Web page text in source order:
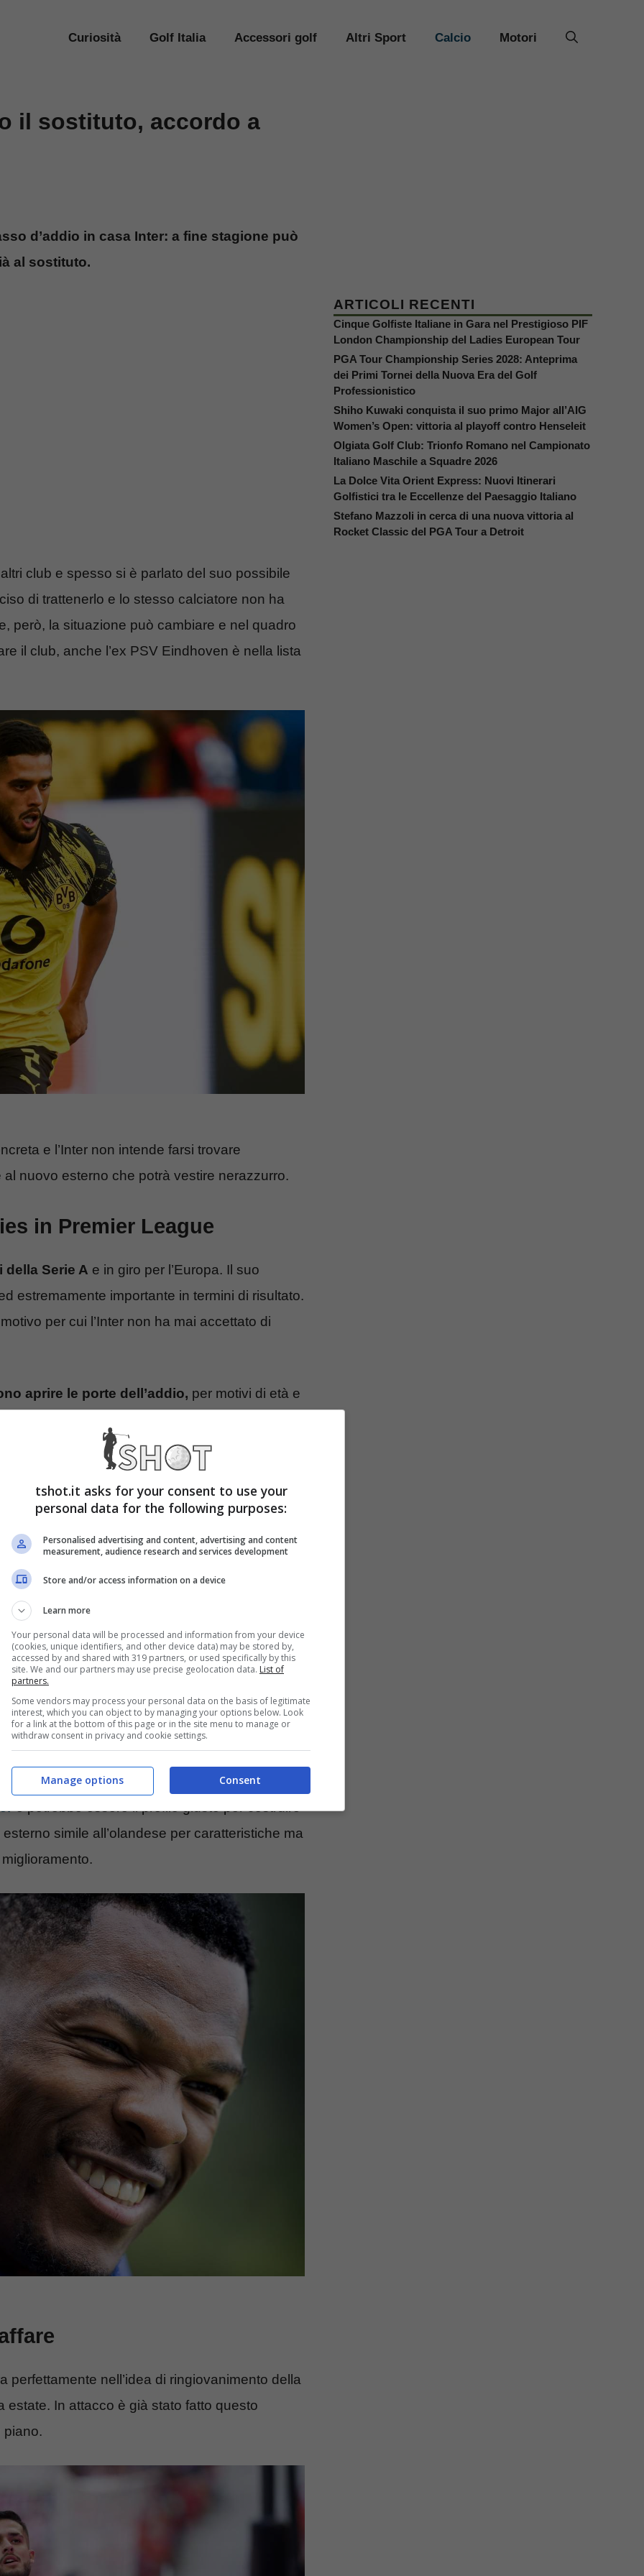
Curiosità Golf Italia Accessori golf Altri Sport Calcio Motori
il sostituto, accordo a
d’addio in casa Inter: a fine stagione può
al sostituto.
club e spesso si è parlato del suo possibile
di trattenerlo e lo stesso calciatore non ha
però, la situazione può cambiare e nel quadro
il club, anche l’ex PSV Eindhoven è nella lista
e l’Inter non intende farsi trovare
nuovo esterno che potrà vestire nerazzurro.
in Premier League
della Serie A e in giro per l’Europa. Il suo
estremamente importante in termini di risultato.
per cui l’Inter non ha mai accettato di
aprire le porte dell’addio, per motivi di età e
troppo tardi.
a Dumfries:
Chelsea e Manchester United
di europer strappare l’olandese all’Inter.
il sostituto
Dortmund e soprattutto grandi prestazioni sia
fatto sì che l’Inter lo iniziasse a seguire in
interesse per Yan Couto del Borussia
in Bundesliga con i giallooneri e
Cristian Chivu a partire dalla prossimai
e potrebbe essere il profilo giusto per costruire
simile all’olandese per caratteristiche ma
perfettamente nell’idea di ringiovanimento della
estate. In attacco è già stato fatto questo
piano.
ARTICOLI RECENTI
Cinque Golfiste Italiane in Gara nel Prestigioso PIF
London Championship del Ladies European Tour
PGA Tour Championship Series 2028: Anteprima
dei Primi Tornei della Nuova Era del Golf
Professionistico
Shiho Kuwaki conquista il suo primo Major all’AIG
Women’s Open: vittoria al playoff contro Henseleit
Olgiata Golf Club: Trionfo Romano nel Campionato
Italiano Maschile a Squadre 2026
La Dolce Vita Orient Express: Nuovi Itinerari
Golfistici tra le Eccellenze del Paesaggio Italiano
Stefano Mazzoli in cerca di una nuova vittoria al
Rocket Classic del PGA Tour a Detroit
tshot.it asks for your consent to use your
personal data for the following purposes:
Personalised advertising and content, advertising and content
measurement, audience research and services development
Store and/or access information on a device
Learn more
Your personal data will be processed and information from your device
(cookies, unique identifiers, and other device data) may be stored by,
accessed by and shared with 319 partners, or used specifically by this
site. We and our partners may use precise geolocation data. List of
partners.
Some vendors may process your personal data on the basis of legitimate
interest, which you can object to by managing your options below. Look
for a link at the bottom of this page or in the site menu to manage or
withdraw consent in privacy and cookie settings.
Consent
Manage options